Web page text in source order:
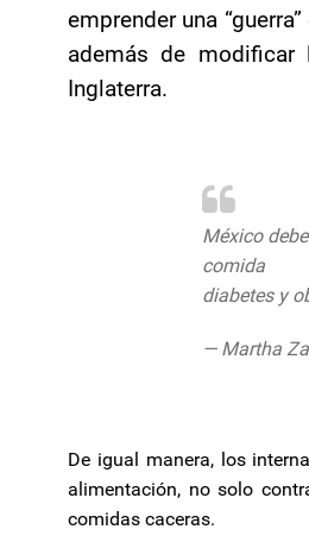
emprender una
además de
Inglaterra.
México
comida
diabetes y
— Martha
De igual manera, los
alimentación, no solo
comidas caceras.